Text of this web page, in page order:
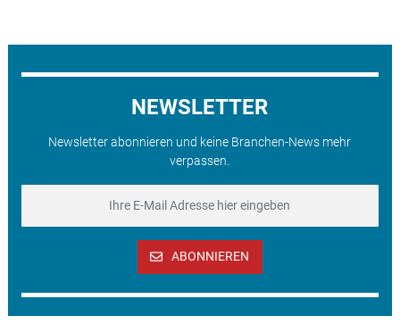
NEWSLETTER
Newsletter abonnieren und keine Branchen-News mehr
verpassen.
ABONNIEREN